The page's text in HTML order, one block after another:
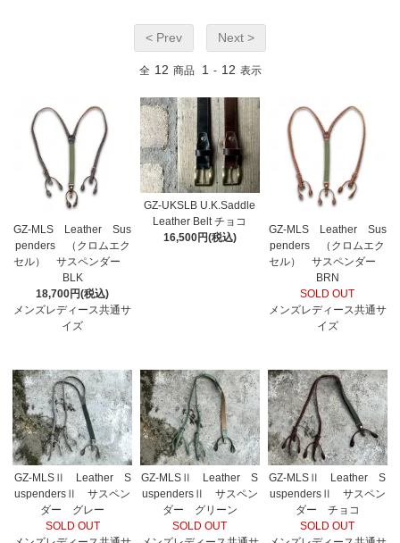
< Prev Next >
全 12 商品 1 - 12 表示
GZ-MLS Leather Sus
penders （クロムエク
セル） サスペンダー
BLK
18,700円(税込)
メンズレディース共通サ
イズ
GZ-UKSLB U.K.Saddle
Leather Belt チョコ
16,500円(税込)
GZ-MLS Leather Sus
penders （クロムエク
セル） サスペンダー
BRN
SOLD OUT
メンズレディース共通サ
イズ
GZ-MLSⅡ Leather S
uspendersⅡ サスペン
ダー グレー
SOLD OUT
GZ-MLSⅡ Leather S
uspendersⅡ サスペン
ダー グリーン
SOLD OUT
GZ-MLSⅡ Leather S
uspendersⅡ サスペン
ダー チョコ
SOLD OUT